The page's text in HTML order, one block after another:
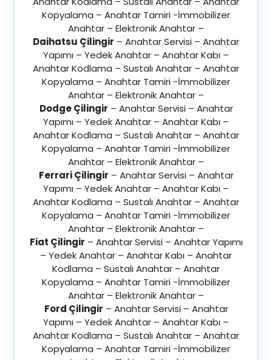
Kopyalama – Anahtar Tamiri -İmmobilizer
Anahtar – Elektronik Anahtar –
Daihatsu Çilingir – Anahtar Servisi – Anahtar
Yapımı – Yedek Anahtar – Anahtar Kabı –
Anahtar Kodlama – Sustalı Anahtar – Anahtar
Kopyalama – Anahtar Tamiri -İmmobilizer
Anahtar – Elektronik Anahtar –
Dodge Çilingir – Anahtar Servisi – Anahtar
Yapımı – Yedek Anahtar – Anahtar Kabı –
Anahtar Kodlama – Sustalı Anahtar – Anahtar
Kopyalama – Anahtar Tamiri -İmmobilizer
Anahtar – Elektronik Anahtar –
Ferrari Çilingir – Anahtar Servisi – Anahtar
Yapımı – Yedek Anahtar – Anahtar Kabı –
Anahtar Kodlama – Sustalı Anahtar – Anahtar
Kopyalama – Anahtar Tamiri -İmmobilizer
Anahtar – Elektronik Anahtar –
Fiat Çilingir – Anahtar Servisi – Anahtar Yapımı
– Yedek Anahtar – Anahtar Kabı – Anahtar
Kodlama – Sustalı Anahtar – Anahtar
Kopyalama – Anahtar Tamiri -İmmobilizer
Anahtar – Elektronik Anahtar –
Ford Çilingir – Anahtar Servisi – Anahtar
Yapımı – Yedek Anahtar – Anahtar Kabı –
Anahtar Kodlama – Sustalı Anahtar – Anahtar
Kopyalama – Anahtar Tamiri -İmmobilizer